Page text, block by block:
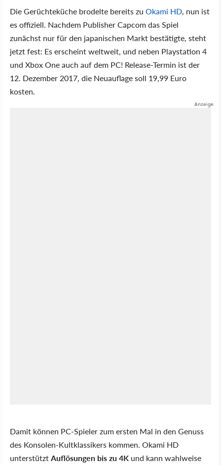
Die Gerüchteküche brodelte bereits zu Okami HD, nun ist
es offiziell. Nachdem Publisher Capcom das Spiel
zunächst nur für den japanischen Markt bestätigte, steht
jetzt fest: Es erscheint weltweit, und neben Playstation 4
und Xbox One auch auf dem PC! Release-Termin ist der
12. Dezember 2017, die Neuauflage soll 19,99 Euro
kosten.
Damit können PC-Spieler zum ersten Mal in den Genuss
des Konsolen-Kultklassikers kommen. Okami HD
unterstütztAuflösungen bis zu 4K und kann wahlweise